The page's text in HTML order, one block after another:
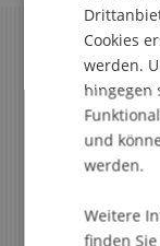
Cookies
werden.
hingegen
und
werden.
Weitere
finden